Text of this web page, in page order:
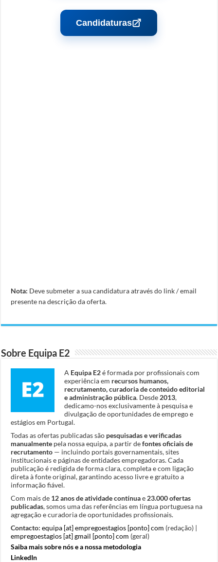
Candidaturas
Nota: Deve submeter a sua candidatura através do link / email
presente na descrição da oferta.
Sobre Equipa E2
A Equipa E2é formada por profissionais com
experiência em recursos humanos,
recrutamento, curadoria de conteúdo editorial
e administração pública. Desde 2013,
dedicamo-nos exclusivamente à pesquisa e
divulgação de oportunidades de emprego e
estágios em Portugal.
Todas as ofertas publicadas são pesquisadas e verificadas
manualmente pela nossa equipa, a partir defontes oficiais de
recrutamento — incluindo portais governamentais, sites
institucionais e páginas de entidades empregadoras. Cada
publicação é redigida de forma clara, completa e com ligação
direta à fonte original, garantindo acesso livre e gratuito a
informação fiável.
Com mais de 12 anos de atividade contínuae 23.000 ofertas
publicadas, somos uma das referências em língua portuguesa na
agregação e curadoria de oportunidades profissionais.
Contacto: equipa [at] empregoestagios [ponto] com (redação) |
empregoestagios [at] gmail [ponto] com (geral)
Saiba mais sobre nós e a nossa metodologia
LinkedIn